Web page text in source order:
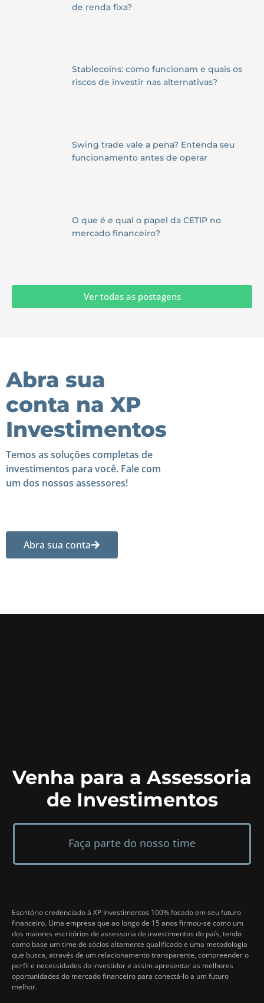
de renda fixa?
Stablecoins: como funcionam e quais os
riscos de investir nas alternativas?
Swing trade vale a pena? Entenda seu
funcionamento antes de operar
O que é e qual o papel da CETIP no
mercado financeiro?
Ver todas as postagens
Abra sua
conta na XP
Investimentos
Temos as soluções completas de
investimentos para você. Fale com
um dos nossos assessores!
Abra sua conta
Venha para a Assessoria
de Investimentos
Faça parte do nosso time
Escritório credenciado à XP Investimentos 100% focado em seu futuro
financeiro. Uma empresa que ao longo de 15 anos firmou-se como um
dos maiores escritórios de assessoria de investimentos do país, tendo
como base um time de sócios altamente qualificado e uma metodologia
que busca, através de um relacionamento transparente, compreender o
perfil e necessidades do investidor e assim apresentar as melhores
oportunidades do mercado financeiro para conectá-lo a um futuro
melhor.